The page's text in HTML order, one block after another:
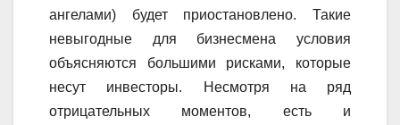
ангелами) будет приостановлено. Такие
невыгодные для бизнесмена условия
объясняются большими рисками, которые
несут инвесторы. Несмотря на ряд
отрицательных моментов, есть и